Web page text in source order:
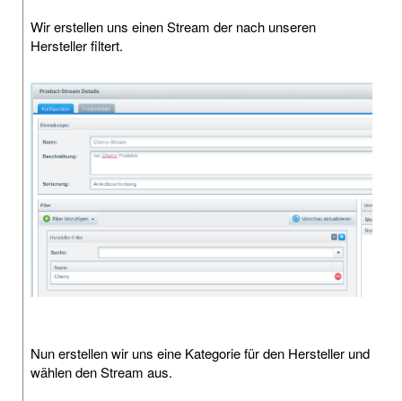
Wir erstellen uns einen Stream der nach unseren
Hersteller filtert.
Nun erstellen wir uns eine Kategorie für den Hersteller und
wählen den Stream aus.